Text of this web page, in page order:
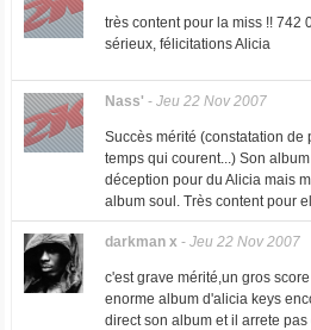
très content pour la miss !! 742
sérieux, félicitations Alicia
Nass' - Jeu 22 Nov 2007
Succès mérité (constatation de
temps qui courent...) Son
déception pour du Alicia mais
album soul. Très content pour
darkman x - Jeu 22 Nov 2007
c'est grave mérité,un gros
enorme album d'alicia keys
direct son album et il arrete